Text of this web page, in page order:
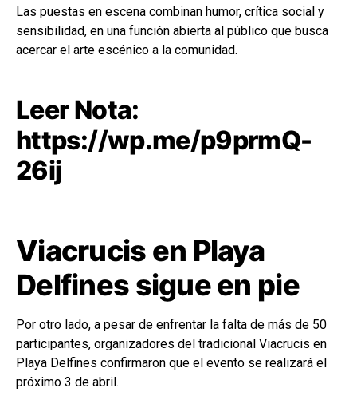
Las puestas en escena combinan humor, crítica social y
sensibilidad, en una función abierta al público que busca
acercar el arte escénico a la comunidad.
Leer Nota:
https://wp.me/p9prmQ-
26ij
Viacrucis en Playa
Delfines sigue en pie
Por otro lado, a pesar de enfrentar la falta de más de 50
participantes, organizadores del tradicional Viacrucis en
Playa Delfines confirmaron que el evento se realizará el
próximo 3 de abril.